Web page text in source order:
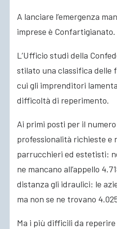
A lanciare l’emergenza
imprese è Confartigianato.
L’Ufficio studi della
stilato una classifica delle
cui gli imprenditori
difficoltà di reperimento.
Ai primi posti per il
professionalità richieste e
parrucchieri ed estetisti:
ne mancano all’appello
distanza gli idraulici: le
ma non se ne trovano
Ma i più difficili da